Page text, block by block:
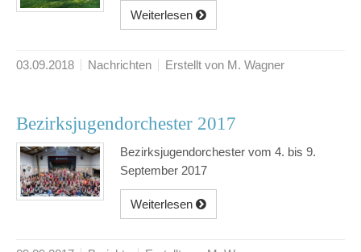
Weiterlesen
03.09.2018 Nachrichten Erstellt von M. Wagner
Bezirksjugendorchester 2017
Bezirksjugendorchester vom 4. bis 9.
September 2017
Weiterlesen